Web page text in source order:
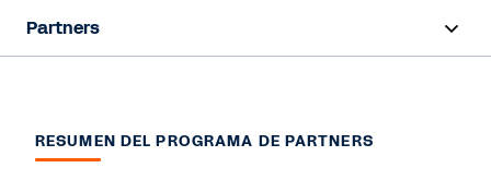
Partners
Buscar un partner
RESUMEN DEL PROGRAMA DE PARTNERS